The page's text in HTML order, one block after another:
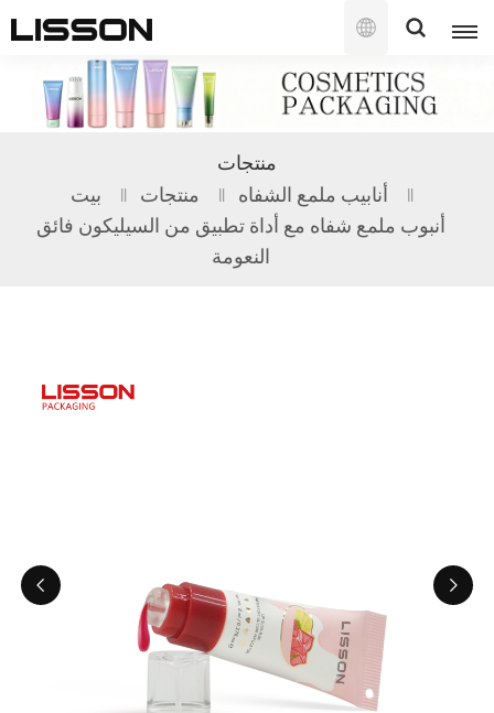
العربية
English
français
русский
中文
منتجات
بيت منتجات
أنابيب ملمع الشفاه
أنبوب ملمع شفاه مع أداة تطبيق من السيليكون فائق
النعومة